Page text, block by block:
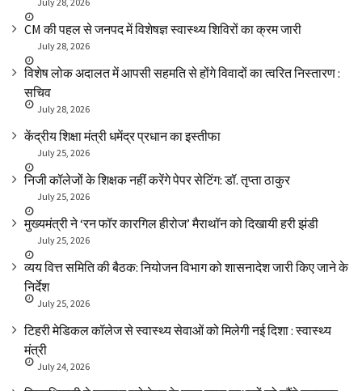
CM की पहल से जनपद में विशेषज्ञ स्वास्थ्य शिविरों का क्रम जारी
July 28, 2026
विशेष लोक अदालत में आपसी सहमति से होंगे विवादों का त्वरित निस्तारण :
सचिव
July 28, 2026
केंद्रीय शिक्षा मंत्री धमेंद्र प्रधान का इस्तीफा
July 25, 2026
निजी कॉलेजों के शिक्षक नहीं करेंगे पेपर सेटिंग: डॉ. तृप्ता ठाकुर
July 25, 2026
मुख्यमंत्री ने ‘रन फॉर कारगिल हीरोज’ मैराथॉन को दिखायी हरी झंडी
July 25, 2026
व्यय वित्त समिति की बैठक: नियोजन विभाग को शासनादेश जारी किए जाने के
निर्देश
July 25, 2026
टिहरी मेडिकल कॉलेज से स्वास्थ्य सेवाओं को मिलेगी नई दिशा : स्वास्थ्य
मंत्री
July 24, 2026